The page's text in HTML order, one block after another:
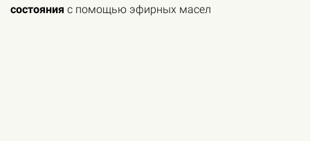
состояния с помощью эфирных масел